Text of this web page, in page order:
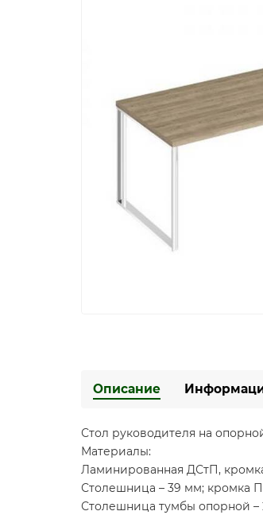
Описание
Стол руководителя на
Материалы:
Ламинированная ДСтП,
Столешница – 39 мм; кромка
Столешница тумбы опорной